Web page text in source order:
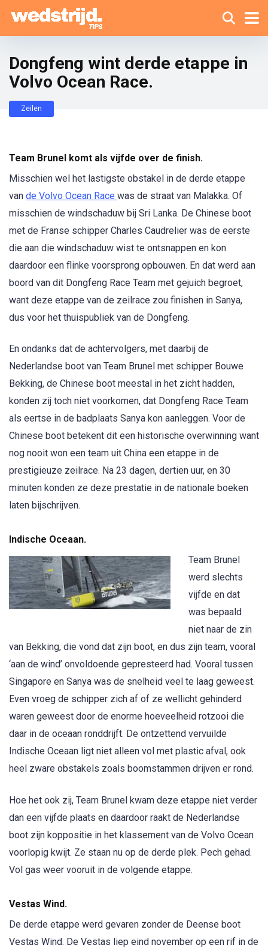
Dongfeng wint derde etappe in
Volvo Ocean Race.
Zeilen
Team Brunel komt als vijfde over de finish.
Misschien wel het lastigste obstakel in de derde etappe
van de Volvo Ocean Race was de straat van Malakka. Of
misschien de windschaduw bij Sri Lanka. De Chinese boot
met de Franse schipper Charles Caudrelier was de eerste
die aan die windschaduw wist te ontsnappen en kon
daardoor een flinke voorsprong opbouwen. En dat werd aan
boord van dit Dongfeng Race Team met gejuich begroet,
want deze etappe van de zeilrace zou finishen in Sanya,
dus voor het thuispubliek van de Dongfeng.
En ondanks dat de achtervolgers, met daarbij de
Nederlandse boot van Team Brunel met schipper Bouwe
Bekking, de Chinese boot meestal in het zicht hadden,
konden zij toch niet voorkomen, dat Dongfeng Race Team
als eertse in de badplaats Sanya kon aanleggen. Voor de
Chinese boot betekent dit een historische overwinning want
nog nooit won een team uit China een etappe in de
prestigieuze zeilrace. Na 23 dagen, dertien uur, en 30
minuten konden ze deze prestatie in de nationale boeken
laten bijschrijven.
Indische Oceaan.
Team Brunel
werd slechts
vijfde en dat
was bepaald
niet naar de zin
van Bekking, die vond dat zijn boot, en dus zijn team, vooral
‘aan de wind’ onvoldoende gepresteerd had. Vooral tussen
Singapore en Sanya was de snelheid veel te laag geweest.
Even vroeg de schipper zich af of ze wellicht gehinderd
waren geweest door de enorme hoeveelheid rotzooi die
daar in de oceaan ronddrijft. De ontzettend vervuilde
Indische Oceaan ligt niet alleen vol met plastic afval, ook
heel zware obstakels zoals boomstammen drijven er rond.
Hoe het ook zij, Team Brunel kwam deze etappe niet verder
dan een vijfde plaats en daardoor raakt de Nederlandse
boot zijn koppositie in het klassement van de Volvo Ocean
voorlopig kwijt. Ze staan nu op de derde plek. Pech gehad.
Vol gas weer vooruit in de volgende etappe.
Vestas Wind.
De derde etappe werd gevaren zonder de Deense boot
Vestas Wind. De Vestas liep eind november op een rif in de